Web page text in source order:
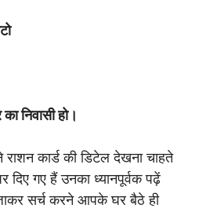
निवासी हो।
कार्ड की डिटेल देखना चाहते
गए हैं उनका ध्यानपूर्वक पढ़ें
सर्च करने आपके घर बैठे ही